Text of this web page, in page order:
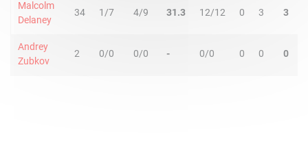
Malcolm
Delaney
34 1/7 4/9 31.3 12/12 0 3 3
Andrey
Zubkov
2 0/0 0/0 - 0/0 0 0 0